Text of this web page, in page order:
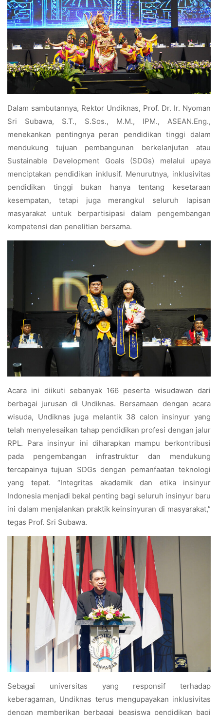
Dalam sambutannya, Rektor Undiknas, Prof. Dr. Ir. Nyoman
Sri Subawa, S.T., S.Sos., M.M., IPM., ASEAN.Eng.,
menekankan pentingnya peran pendidikan tinggi dalam
mendukung tujuan pembangunan berkelanjutan atau
Sustainable Development Goals (SDGs) melalui upaya
menciptakan pendidikan inklusif. Menurutnya, inklusivitas
pendidikan tinggi bukan hanya tentang kesetaraan
kesempatan, tetapi juga merangkul seluruh lapisan
masyarakat untuk berpartisipasi dalam pengembangan
kompetensi dan penelitian bersama.
Acara ini diikuti sebanyak 166 peserta wisudawan dari
berbagai jurusan di Undiknas. Bersamaan dengan acara
wisuda, Undiknas juga melantik 38 calon insinyur yang
telah menyelesaikan tahap pendidikan profesi dengan jalur
RPL. Para insinyur ini diharapkan mampu berkontribusi
pada pengembangan infrastruktur dan mendukung
tercapainya tujuan SDGs dengan pemanfaatan teknologi
yang tepat. “Integritas akademik dan etika insinyur
Indonesia menjadi bekal penting bagi seluruh insinyur baru
ini dalam menjalankan praktik keinsinyuran di masyarakat,”
tegas Prof. Sri Subawa.
Sebagai universitas yang responsif terhadap
keberagaman, Undiknas terus mengupayakan inklusivitas
dengan memberikan berbagai beasiswa pendidikan bagi